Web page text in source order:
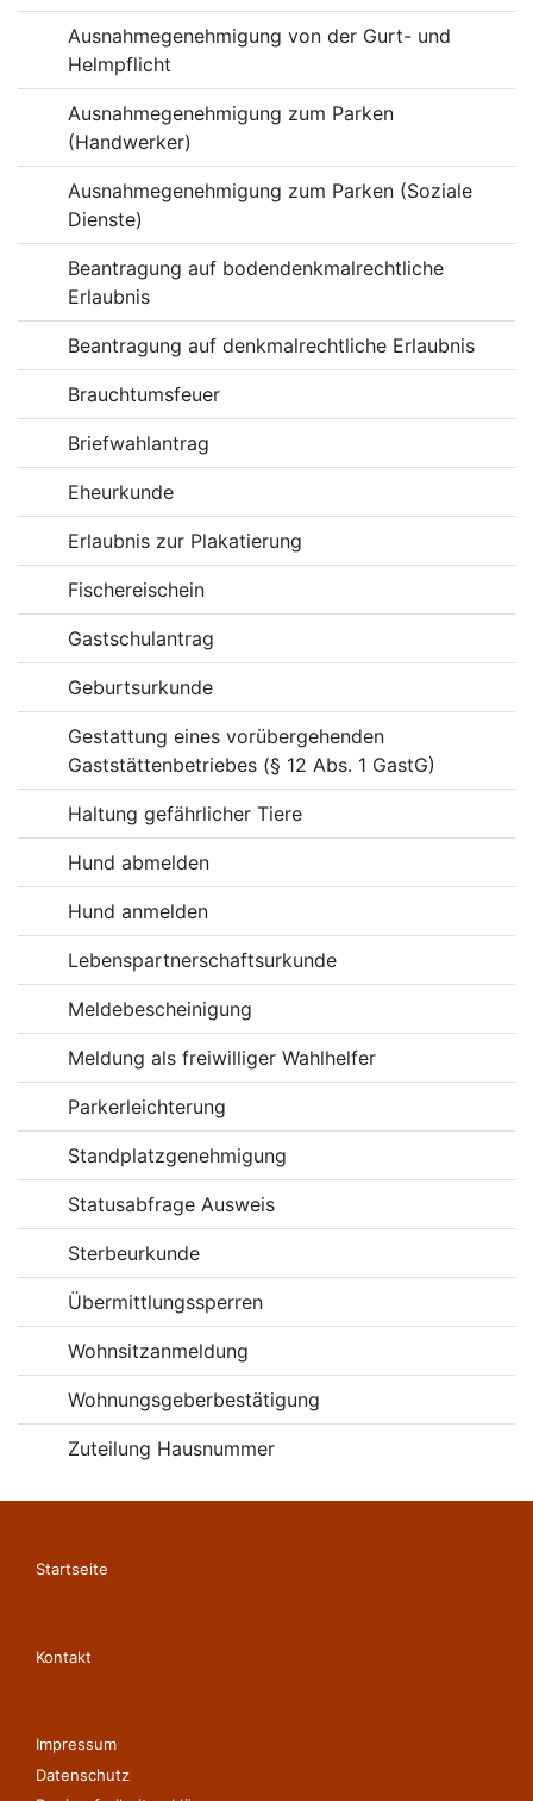
Ausnahmegenehmigung von der Gurt- und
Helmpflicht
Ausnahmegenehmigung zum Parken
(Handwerker)
Ausnahmegenehmigung zum Parken (Soziale
Dienste)
Beantragung auf bodendenkmalrechtliche
Erlaubnis
Beantragung auf denkmalrechtliche Erlaubnis
Brauchtumsfeuer
Briefwahlantrag
Eheurkunde
Erlaubnis zur Plakatierung
Fischereischein
Gastschulantrag
Geburtsurkunde
Gestattung eines vorübergehenden
Gaststättenbetriebes (§ 12 Abs. 1 GastG)
Haltung gefährlicher Tiere
Hund abmelden
Hund anmelden
Lebenspartnerschaftsurkunde
Meldebescheinigung
Meldung als freiwilliger Wahlhelfer
Parkerleichterung
Standplatzgenehmigung
Statusabfrage Ausweis
Sterbeurkunde
Übermittlungssperren
Wohnsitzanmeldung
Wohnungsgeberbestätigung
Zuteilung Hausnummer
Startseite
Kontakt
Impressum
Datenschutz